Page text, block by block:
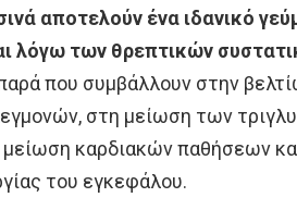
αποτελούν ένα ιδανικό
λόγω των θρεπτικών
που συμβάλλουν στην
στη μείωση των
μείωση καρδιακών παθήσεων
του εγκεφάλου.